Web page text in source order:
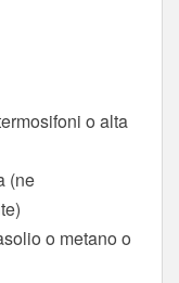
o alta
(ne
o metano o